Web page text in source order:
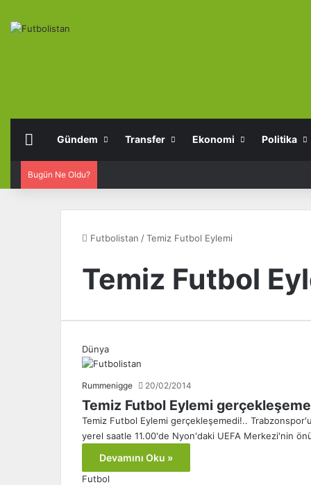
Anasayfa
Gündem Transfer Ekonomi Politika
Bugün Ne Oldu?
Futbolistan /Temiz Futbol Eylemi
Temiz Futbol
Dünya
Rummenigge 20/02/2014
Temiz Futbol Eylemi
Temiz Futbol Eylemi gerçekleşemedi!..
yerel saatle 11.00'de Nyon'daki UEFA Merkezi'nin
Devamını Oku »
Futbol